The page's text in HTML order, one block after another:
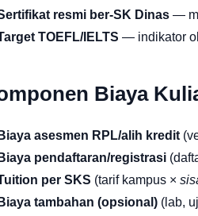
resmi ber-SK Dinas —
TOEFL/IELTS — indikator
Biaya
Biaya asesmen RPL/alih kredit
Biaya pendaftaran/registrasi
per SKS (tarif kampus ×
Biaya tambahan (opsional) (lab,